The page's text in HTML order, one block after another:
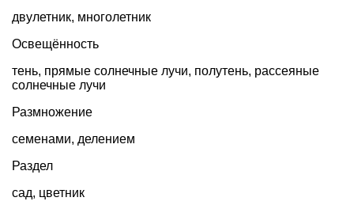
двулетник, многолетник
Освещённость
тень, прямые солнечные лучи, полутень, рассеяные
солнечные лучи
Размножение
семенами, делением
Раздел
сад, цветник